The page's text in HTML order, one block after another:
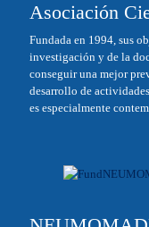
Asociación
Fundada en 1994, sus
investigación y de la
conseguir una mejor
desarrollo de
es especialmente